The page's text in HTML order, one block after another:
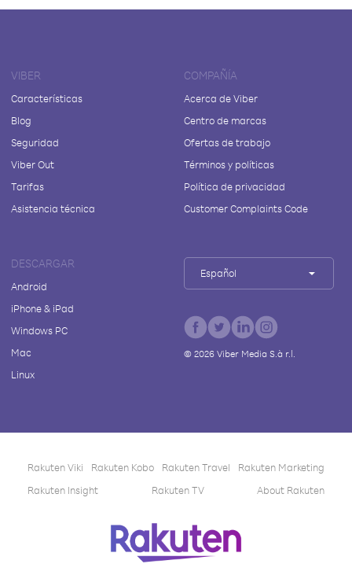
VIBER
Características
Blog
Seguridad
Viber Out
Tarifas
Asistencia técnica
COMPAÑÍA
Acerca de Viber
Centro de marcas
Ofertas de trabajo
Términos y políticas
Política de privacidad
Customer Complaints Code
DESCARGAR
Android
iPhone & iPad
Windows PC
Mac
Linux
Español
© 2026Viber Media S.à r.l.
Rakuten Viki Rakuten Kobo Rakuten Travel
Rakuten Marketing
Rakuten Insight
Rakuten TV About Rakuten